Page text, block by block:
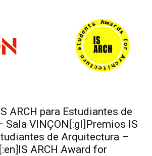
ARCH para Estudiantes de
Sala VINÇON[:gl]Premios IS
de Arquitectura –
ARCH Award for